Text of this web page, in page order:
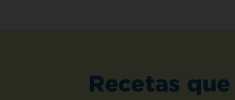
Recetas